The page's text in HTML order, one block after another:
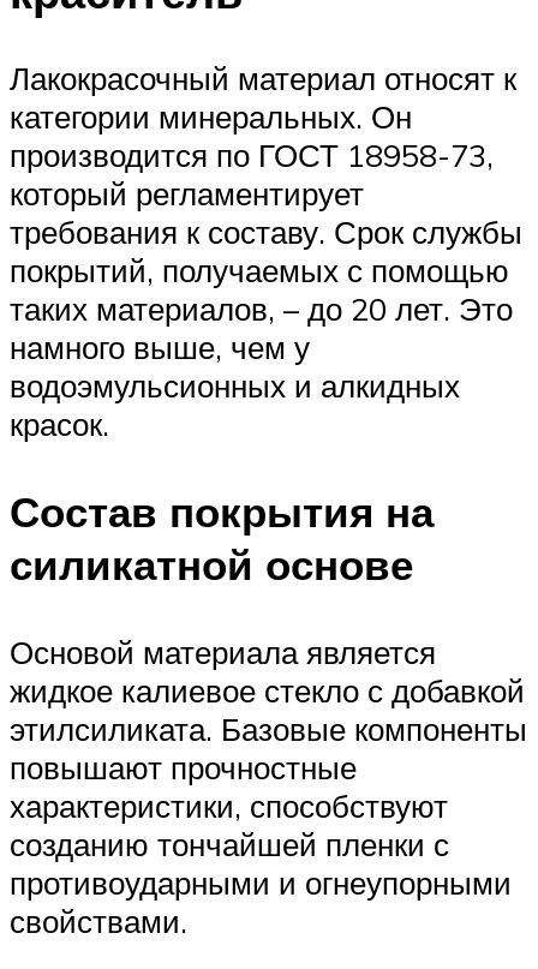
Лакокрасочный материал относят к
категории минеральных. Он
производится по ГОСТ 18958-73,
который регламентирует
требования к составу. Срок службы
покрытий, получаемых с помощью
таких материалов, – до 20 лет. Это
намного выше, чем у
водоэмульсионных и алкидных
красок.
Состав покрытия на
силикатной основе
Основой материала является
жидкое калиевое стекло с добавкой
этилсиликата. Базовые компоненты
повышают прочностные
характеристики, способствуют
созданию тончайшей пленки с
противоударными и огнеупорными
свойствами.